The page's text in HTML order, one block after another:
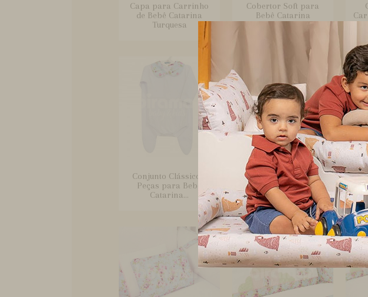
Capa para Carrinho
de Bebê Catarina
Turquesa
Cobertor Soft para
Bebê Catarina
Turquesa
Conjunto Clássico 2
Peças para Bebê
Catarina...
Conjunto Pagão 3
Peças Estampado
Catarina Tur...